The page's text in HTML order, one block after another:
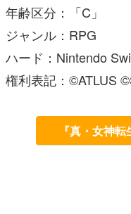
年齢区分：「C」
ジャンル：RPG
ハード：Nintendo
権利表記：©ATLUS
『真・女神